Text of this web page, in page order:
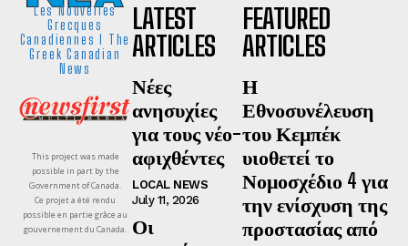
Les Nouvelles
Grecques
Canadiennes I The
Greek Canadian
News
This project was made
possible in part by the
Government of Canada.
Ce projet a été rendu
possible en partie grâce au
gouvernement du Canada.
LATEST
ARTICLES
Νέες
ανησυχίες
για τους νέο-
αφιχθέντες
LOCAL NEWS
July 11, 2026
Οι
FEATURED
ARTICLES
Η
Εθνοσυνέλευση
του Κεμπέκ
υιοθετεί το
Νομοσχέδιο 4 για
την ενίσχυση της
προστασίας από